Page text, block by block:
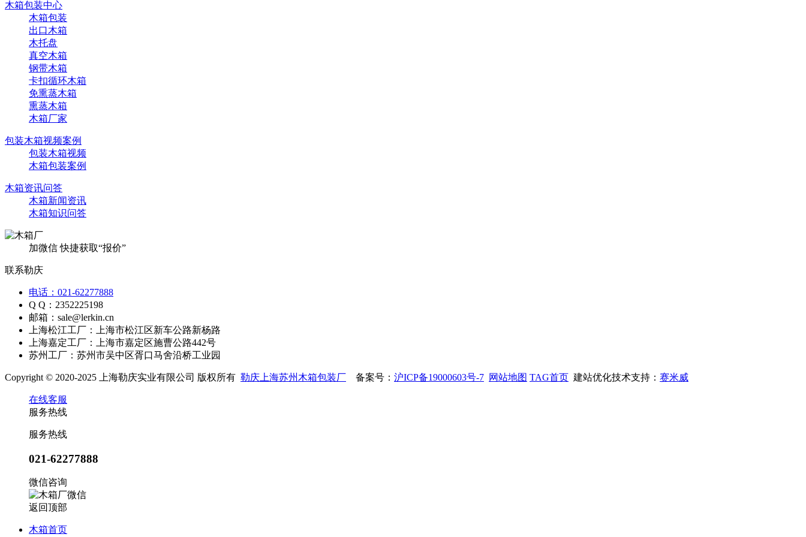
木箱包装中心
木箱包装
出口木箱
木托盘
真空木箱
钢带木箱
卡扣循环木箱
免熏蒸木箱
熏蒸木箱
木箱厂家
包装木箱视频案例
包装木箱视频
木箱包装案例
木箱资讯问答
木箱新闻资讯
木箱知识问答
加微信 快捷获取“报价”
联系勒庆
电话：021-62277888
Q Q：2352225198
邮箱：sale@lerkin.cn
上海松江工厂：上海市松江区新车公路新杨路
上海嘉定工厂：上海市嘉定区施曹公路442号
苏州工厂：苏州市吴中区胥口马舍沿桥工业园
Copyright © 2020-2025 上海勒庆实业有限公司 版权所有 勒庆上海苏州木箱包装厂 备案号： 沪ICP备19000603号-7 网站地图 TAG首页 建站优化技术支持： 赛米威
在线客服
服务热线
服务热线
021-62277888
微信咨询
返回顶部
木箱首页